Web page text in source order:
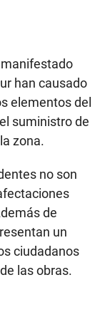
han causado
elementos del
suministro de
zona.
no son
de
un
ciudadanos
las obras.